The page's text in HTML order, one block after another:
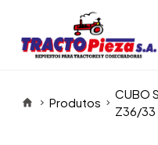
Produtos
CUBO
Z36/33